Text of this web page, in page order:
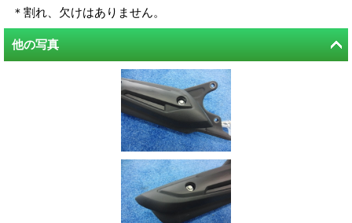
＊割れ、欠けはありません。
他の写真